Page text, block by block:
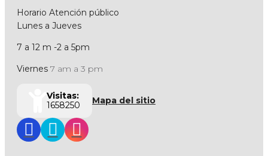
Horario Atención público
Lunes a Jueves
7 a 12 m -2 a 5pm
Viernes 7 am a 3 pm
Visitas:
1658250
Mapa del sitio